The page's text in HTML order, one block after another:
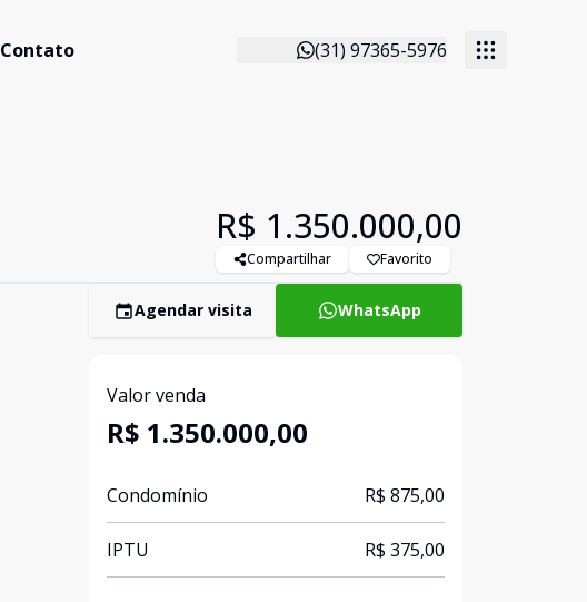
Contato (31) 97365-5976
R$ 1.350.000,00
Compartilhar Favorito
Agendar visita WhatsApp
Valor venda
R$ 1.350.000,00
Condomínio R$ 875,00
IPTU R$ 375,00